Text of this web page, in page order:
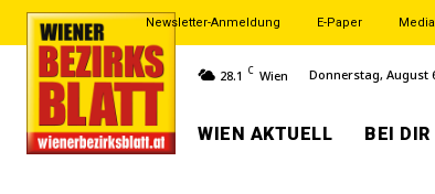
Newsletter-Anmeldung E-Paper
28.1 C Wien Donnerstag, August
WIEN AKTUELL BEI